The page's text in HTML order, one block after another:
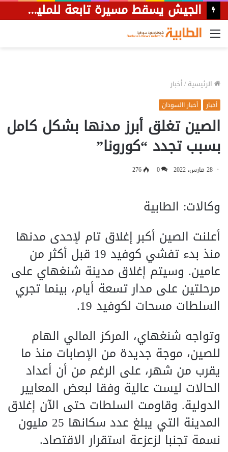
الجيش يسقط مسيرة تابعة للمليشيا كانت تستهدف مواقع دفاعية متقدمة بمدينة الدلنج.
القائمة
الرئيسية/أخبار
أخبار أخبار االسودان
الصين تغلق أبرز مدنها بشكل كامل
بسبب تجدد “كورونا”
28 مارس، 2022 0
276
وكالات: الطابية
أعلنت الصين أكبر إغلاق تام لإحدى مدنها
منذ بدء تفشي كوفيد 19 قبل أكثر من
عامين. وسيتم إغلاق مدينة شنغهاي على
مرحلتين على مدار تسعة أيام، بينما تجري
السلطات مسحات لكوفيد 19.
وتواجه شنغهاي، المركز المالي الهام
للصين، موجة جديدة من الإصابات منذ ما
يقرب من شهر، على الرغم من أن أعداد
الحالات ليست عالية وفقا لبعض المعايير
الدولية. وقاومت السلطات حتى الآن إغلاق
المدينة التي يبلغ عدد سكانها 25 مليون
نسمة تجنبا لزعزعة استقرار الاقتصاد.